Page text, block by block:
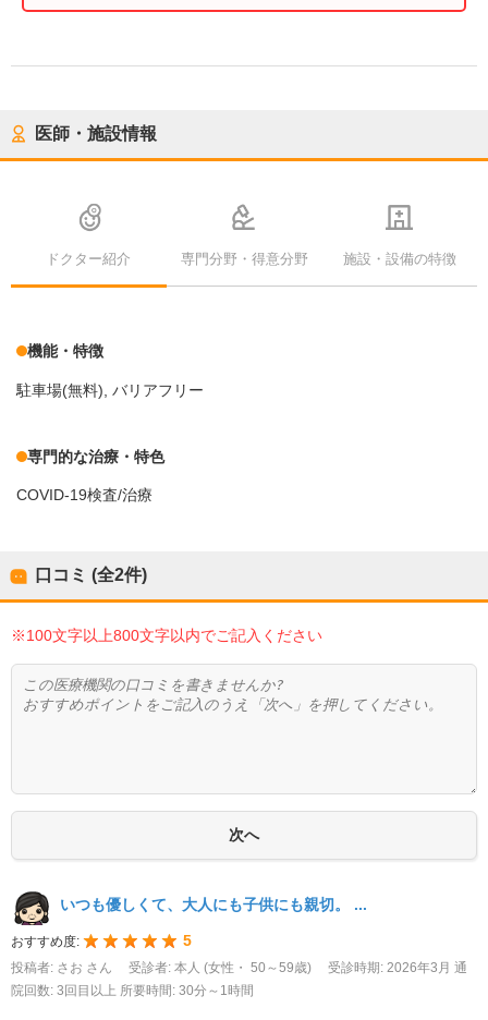
医師・施設情報
ドクター紹介 専門分野・得意分野 施設・設備の特徴
機能・特徴
駐車場(無料) バリアフリー
専門的な治療・特色
COVID-19検査/治療
口コミ (全2件)
※100文字以上800文字以内でご記入ください
いつも優しくて、大人にも子供にも親切。 ...
おすすめ度: 5
投稿者: さお さん 受診者: 本人 (女性・ 50～59歳) 受診時期: 2026年3月 通
院回数: 3回目以上 所要時間: 30分～1時間